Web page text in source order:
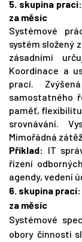
5. skupina
za měsíc
Systémové
systém složený
zásadními
Koordinace a
prací.
samostatného
paměť,
srovnávání.
Mimořádná
Příklad: IT
řízení
agendy, vedení
6. skupina
za měsíc
Systémové
obory činnosti